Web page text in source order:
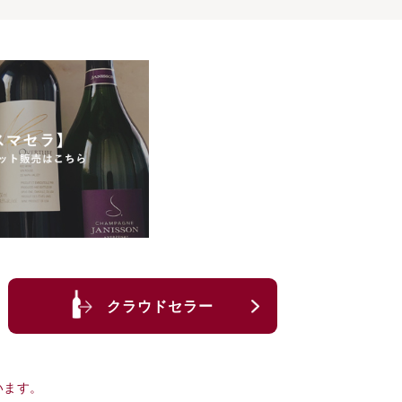
クラウドセラー
す。